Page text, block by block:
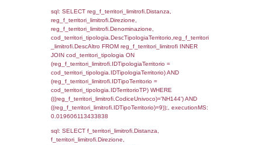
sql: SELECT f_territori_limitrofi.Distanza,
f_territori_limitrofi.Direzione,
f_territori_limitrofi.Denominazione,
rofi.DescAltro FROM f_territori_limitrofi
cod_territori_tipologia ON
(f_territori_limitrofi.IDTipologiaTerritorio =
cod_territori_tipologia.IDTipologiaTerritorio)
(f_territori_limitrofi.IDTipoTerritorio =